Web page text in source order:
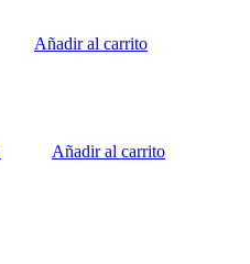
Añadir al carrito
Añadir al carrito